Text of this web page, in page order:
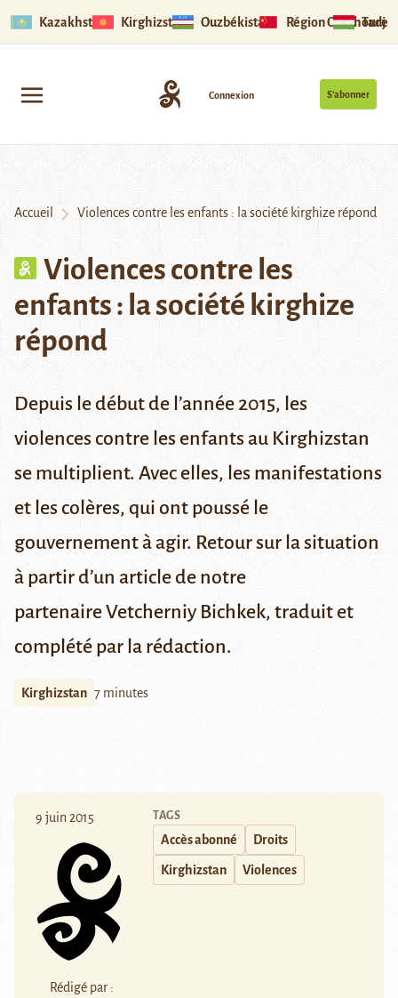
Kazakhstan Kirghizstan Ouzbékistan Région Ouïghoure
S’abonner
Connexion
Accueil Violences contre les enfants : la société kirghize répond
Violences contre les
enfants : la société kirghize
répond
Depuis le début de l’année 2015, les
violences contre les enfants au Kirghizstan
se multiplient. Avec elles, les manifestations
et les colères, qui ont poussé le
gouvernement à agir. Retour sur la situation
à partir d’un article de notre
partenaireVetcherniy Bichkek, traduit et
complété par la rédaction.
Kirghizstan 7 minutes
9 juin 2015
Rédigé par :
TAGS
Accès abonné Droits
Kirghizstan Violences